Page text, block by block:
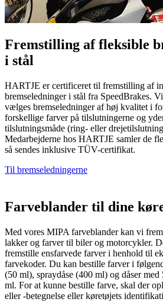
Fremstilling af fleksible
i stål
HARTJE er certificeret til fremstilling af
bremseledninger i stål fra SpeedBrakes.
vælges bremseledninger af høj kvalitet i
forskellige farver på tilslutningerne og
tilslutningsmåde (ring- eller
Medarbejderne hos HARTJE samler de
så sendes inklusive TÜV-certifikat.
Til bremseledningerne
Farveblander til dine
Med vores MIPA farveblander kan vi
lakker og farver til biler og motorcykler.
fremstille ensfarvede farver i henhold til
farvekoder. Du kan bestille farver i
(50 ml), spraydåse (400 ml) og dåser
ml. For at kunne bestille farve, skal der
eller -betegnelse eller køretøjets